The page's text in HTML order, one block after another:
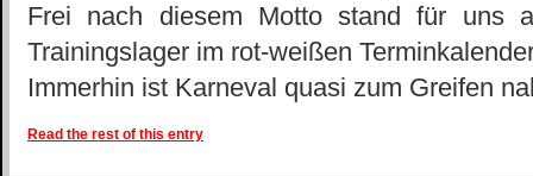
Frei nach diesem Motto stand für uns
Trainingslager im rot-weißen
Immerhin ist Karneval quasi zum Greifen
Read the rest of this entry